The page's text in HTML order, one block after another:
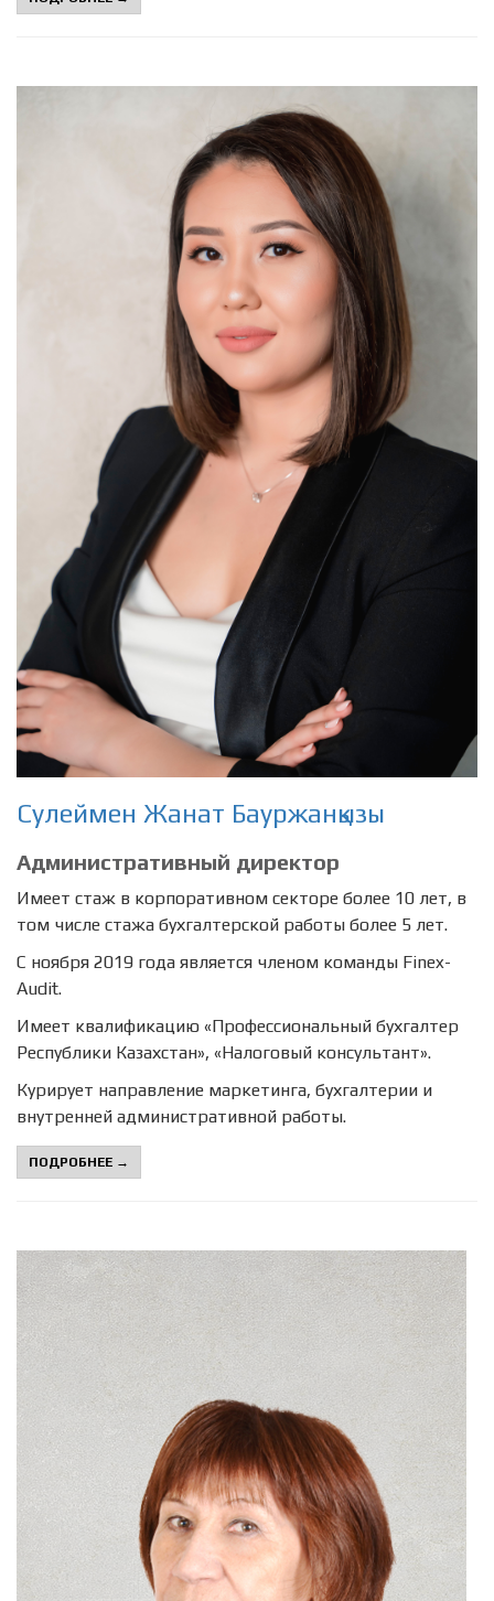
Сулеймен Жанат Бауржанқызы
Административный директор
Имеет стаж в корпоративном секторе более 10 лет, в
том числе стажа бухгалтерской работы более 5 лет.
С ноября 2019 года является членом команды Finex-
Audit.
Имеет квалификацию «Профессиональный бухгалтер
Республики Казахстан», «Налоговый консультант».
Курирует направление маркетинга, бухгалтерии и
внутренней административной работы.
ПОДРОБНЕЕ →